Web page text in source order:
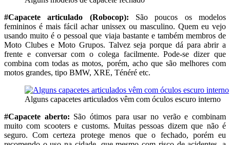
#Capacete articulado (Robocop): São poucos os modelos
femininos é mais fácil achar unissex ou masculino. Quem eu vejo
usando muito é o pessoal que viaja bastante e também membros de
Moto Clubes e Moto Grupos. Talvez seja porque dá para abrir a
frente e conversar com o colega facilmente. Pode-se dizer que
combina com todas as motos, porém, acho que são melhores com
motos grandes, tipo BMW, XRE, Ténéré etc.
Alguns capacetes articulados vêm com óculos escuro interno
#Capacete aberto: São ótimos para usar no verão e combinam
muito com scooters e customs. Muitas pessoas dizem que não é
seguro. Com certeza protege menos que o fechado, porém eu